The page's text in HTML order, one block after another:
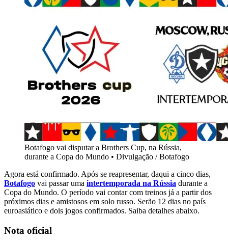
Botafogo vai disputar a Brothers Cup, na Rússia,
durante a Copa do Mundo • Divulgação / Botafogo
Agora está confirmado. Após se reapresentar, daqui a cinco dias,
Botafogo vai passar uma intertemporada na Rússia durante a
Copa do Mundo. O período vai contar com treinos já a partir dos
próximos dias e amistosos em solo russo. Serão 12 dias no país
euroasiático e dois jogos confirmados. Saiba detalhes abaixo.
Nota oficial